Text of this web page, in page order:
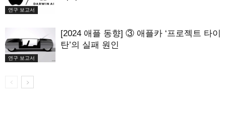
연구 보고서
연구 보고서
[2024 애플 동향] ③ 애플카 ‘프로젝트 타이
탄’의 실패 원인